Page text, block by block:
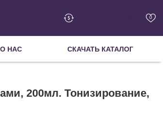
0
О НАС СКАЧАТЬ КАТАЛОГ
200мл. Тонизирование,